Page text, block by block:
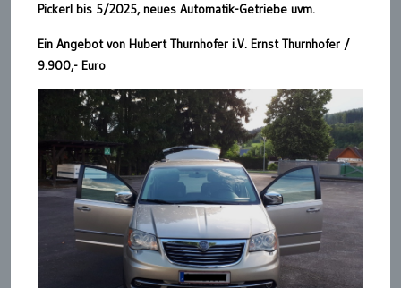
Pickerl bis 5/2025, neues Automatik-Getriebe uvm.
Ein Angebot von Hubert Thurnhofer i.V. Ernst Thurnhofer /
9.900,- Euro